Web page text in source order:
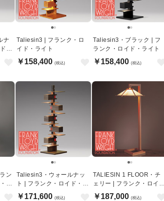
ナ
・
Taliesin3 | フランク・ロ
イド・ライト
￥158,400 (税込)
Taliesin3・ブラック | フ
ランク・ロイド・ライト
￥158,400 (税込)
ン
ラ
Taliesin3・ウォールナッ
ト | フランク・ロイド・ラ
イト
￥171,600 (税込)
TALIESIN 1 FLOOR・チ
ェリー | フランク・ロイ
ド・ライト
￥187,000 (税込)